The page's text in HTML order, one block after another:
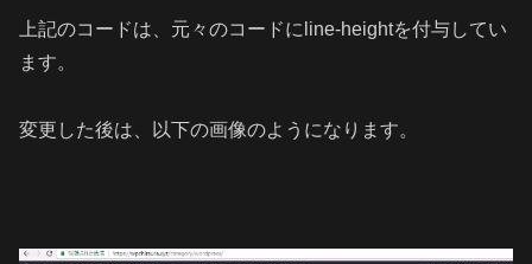
上記のコードは、元々のコードにline-heightを付与してい
ます。
変更した後は、以下の画像のようになります。